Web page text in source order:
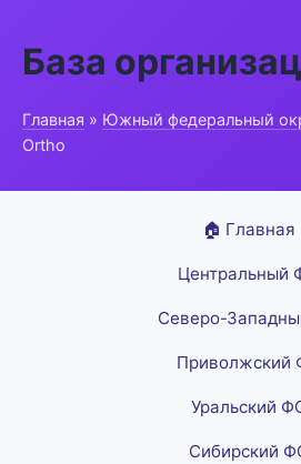
База
Главная » Южный федеральный
Ortho
🏠 Главная
Центральный
Северо-
Приволжский
Уральский
Сибирский